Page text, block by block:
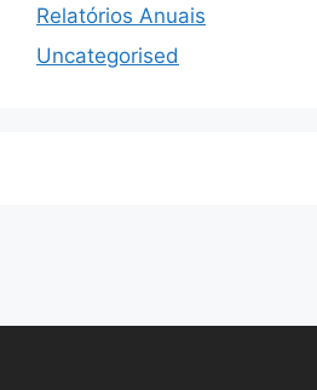
Relatórios Anuais
Uncategorised